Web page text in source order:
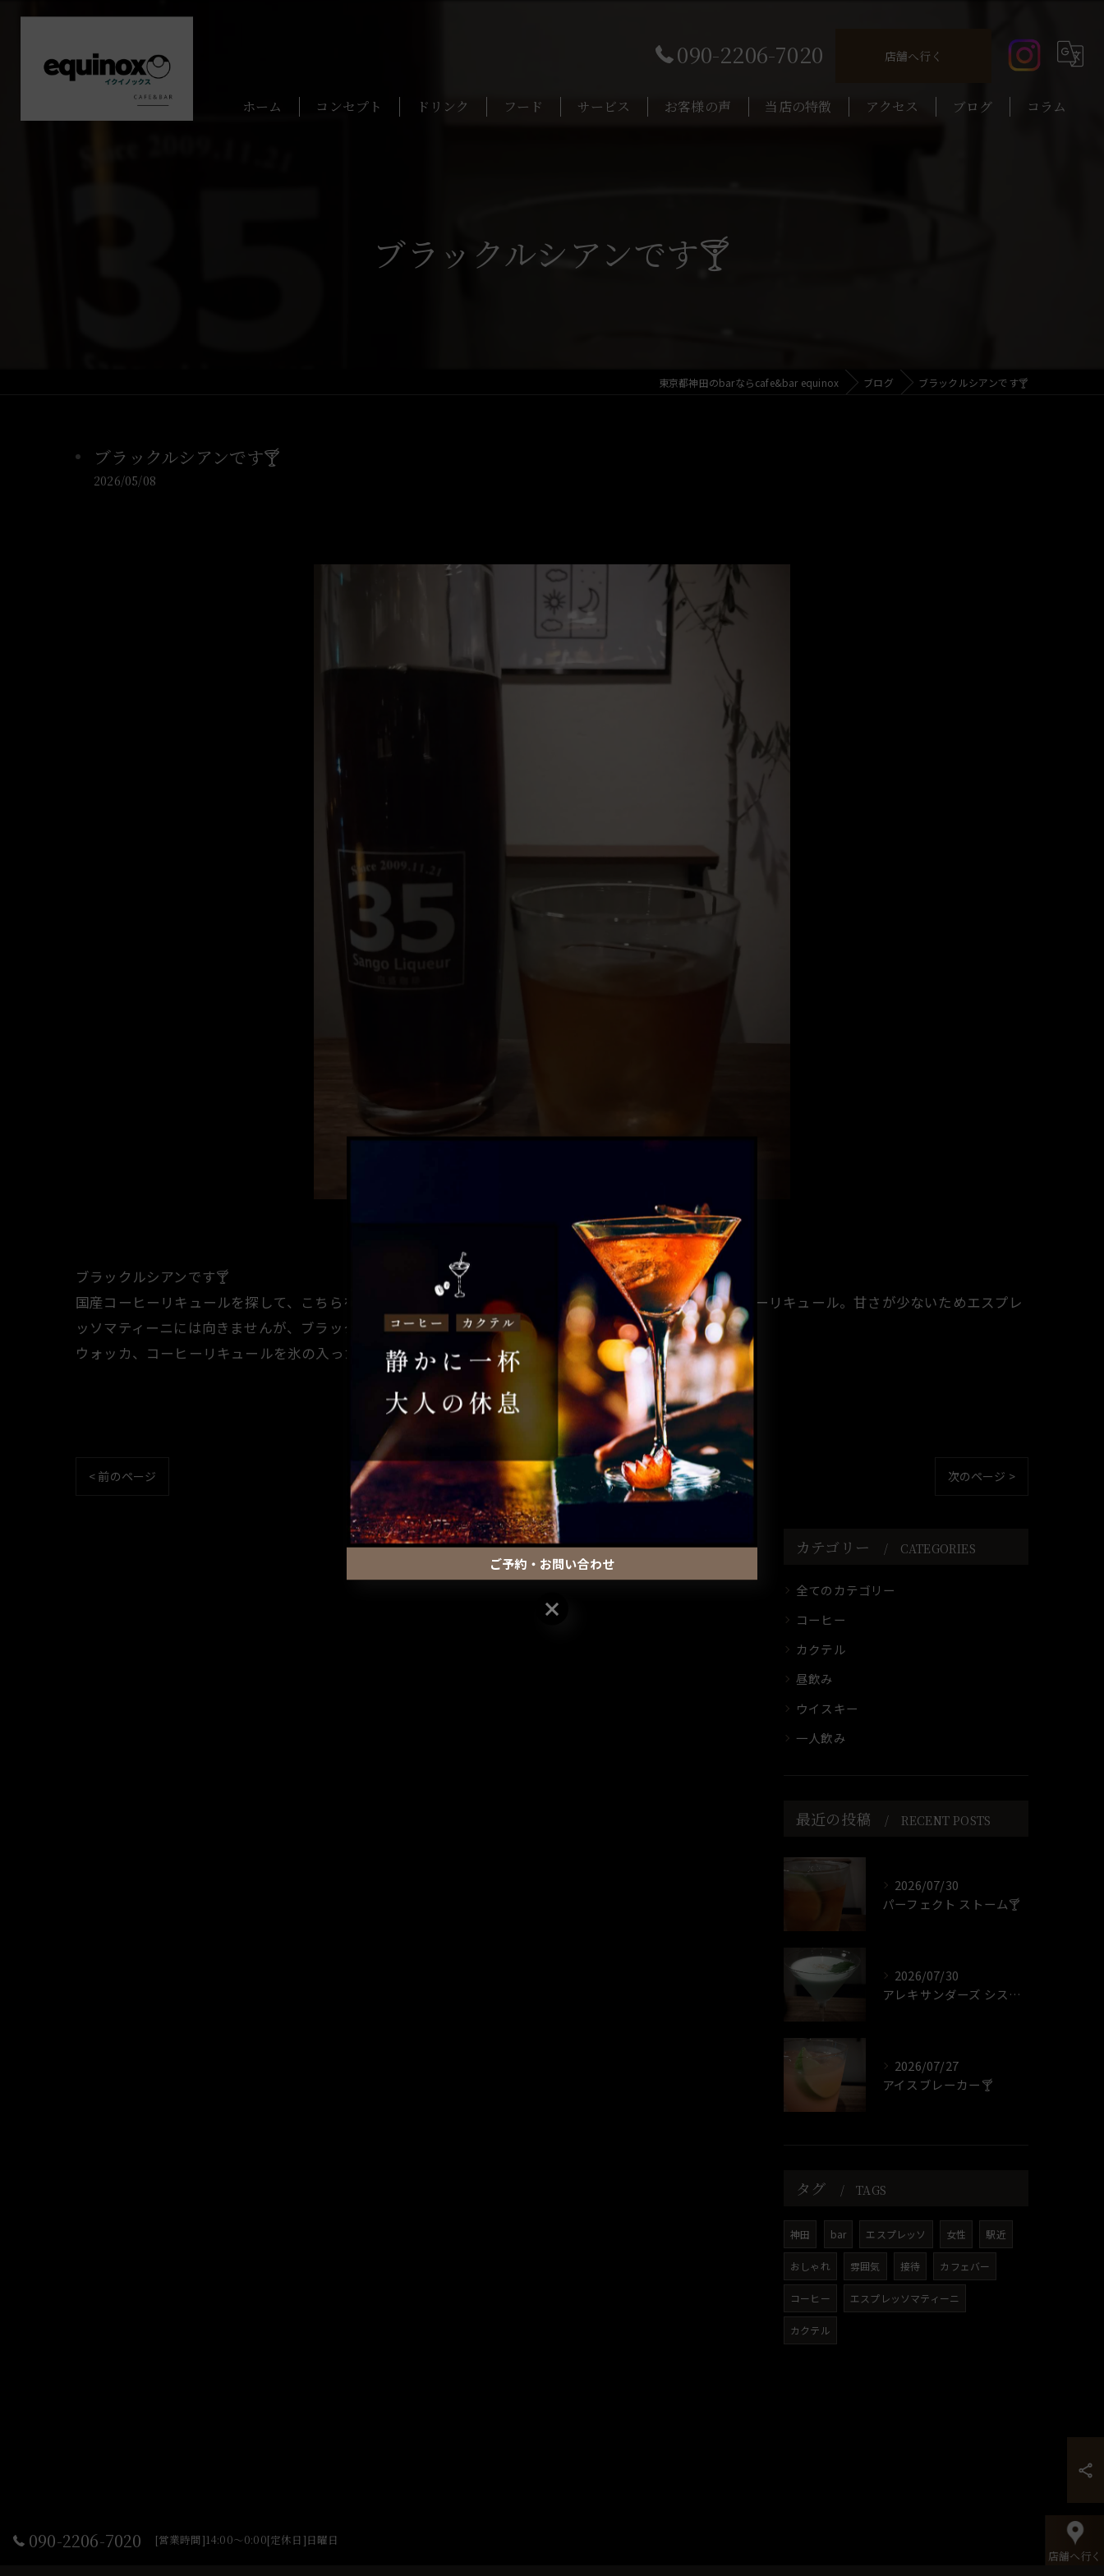
090-2206-7020 店舗へ行く
ホーム コンセプト ドリンク フード サービス お客様の声 当店の特徴 アクセス ブログ コラム
ブラックルシアンです🍸️
東京都神田のbarならcafe&bar equinox ブログ ブラックルシアンです🍸️
ブラックルシアンです🍸️
2026/05/08
ブラックルシアンです🍸️
国産コーヒーリキュールを探して、こちらを紹介します。沖縄糸満市 上原酒造㈱製造のシュガーレスコーヒーリキュール。甘さが少ないためエスプレ
ッソマティーニには向きませんが、ブラックルシアン向きです。
ウォッカ、コーヒーリキュールを氷の入ったロックグラスに注ぎ、ステアして完成🍸️
< 前のページ 一覧に戻る 次のページ >
カテゴリー CATEGORIES
全てのカテゴリー
コーヒー
カクテル
昼飲み
ウイスキー
一人飲み
最近の投稿 RECENT POSTS
2026/07/30
パーフェクト ストーム🍸️
2026/07/30
アレキサンダーズ シスター🍸️
2026/07/27
アイスブレーカー🍸️
タグ TAGS
神田 bar エスプレッソ 女性 駅近
おしゃれ 雰囲気 接待 カフェバー
コーヒー エスプレッソマティーニ
カクテル
090-2206-7020 [営業時間]14:00～0:00[定休日]日曜日
店舗へ行く
ご予約・お問い合わせ
ご予約・お問い合わせ